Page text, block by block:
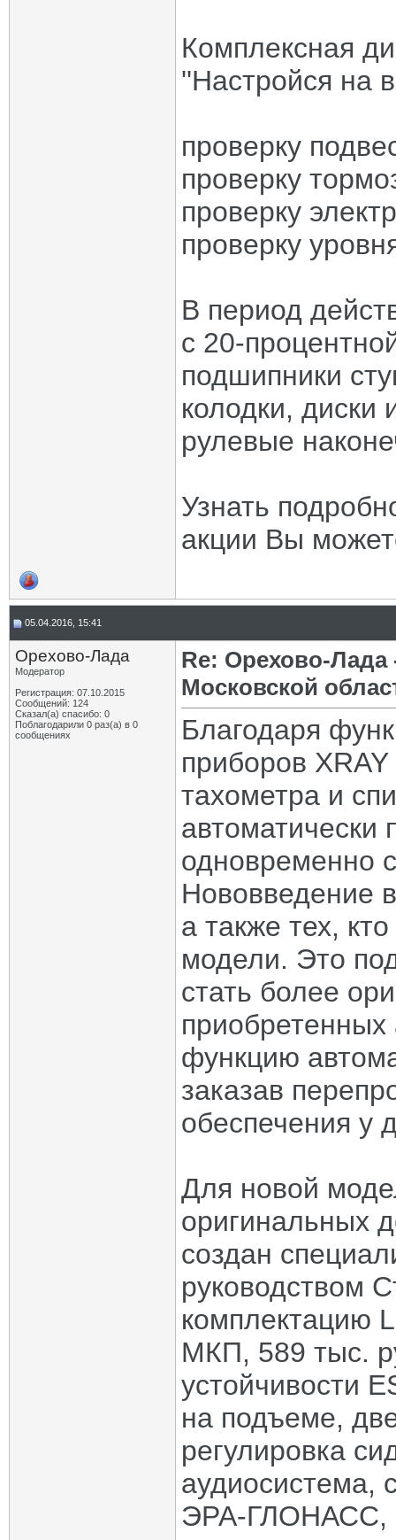
Комплексная
''Настройся на
проверку
проверку
проверку
проверку
В период
с 20-
подшипники
колодки,
рулевые
Узнать
акции Вы
05.04.2016, 15:41
Орехово-Лада
Модератор
Регистрация: 07.10.2015
Сообщений: 124
Сказал(а) спасибо: 0
Поблагодарили 0 раз(а) в 0
сообщениях
Re: Орехово-
Московской
Благодаря
приборов
тахометра и
автоматически
одновременно
Нововведение
а также тех,
модели. Это
стать более
функцию
заказав
обеспечения у
Для новой
оригинальных
создан
руководством
комплектацию
МКП, 589 тыс.
устойчивости
на подъеме,
регулировка
аудиосистема,
ЭРА-ГЛОНАСС,